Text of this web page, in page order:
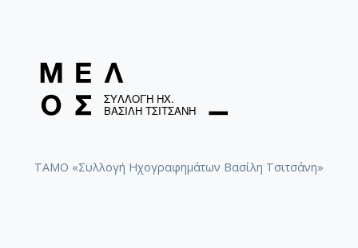
ΤΑΜΟ «Συλλογή Ηχογραφημάτων Βασίλη Τσιτσάνη»